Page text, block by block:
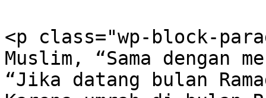
<p class="wp-block-
Muslim, “Sama dengan
“Jika datang bulan